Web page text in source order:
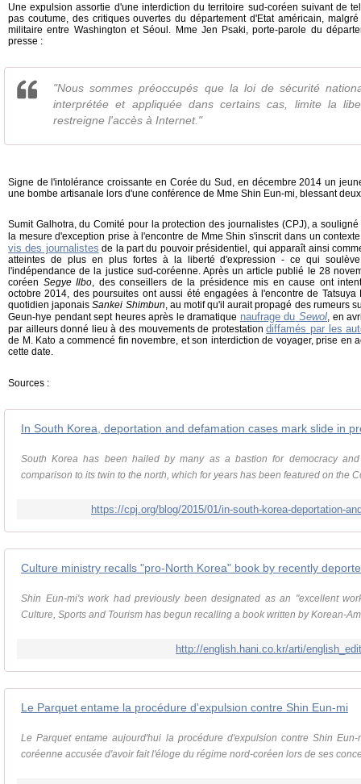
Une expulsion assortie d'une interdiction du territoire sud-coréen suivant de
pas coutume, des critiques ouvertes du département d'Etat américain,
militaire entre Washington et Séoul. Mme Jen Psaki, porte-parole du
presse :
"Nous sommes préoccupés que la loi de sécurité
interprétée et appliquée dans certains cas, limite la
restreigne l'accès à Internet."
Signe de l'intolérance croissante en Corée du Sud, en décembre 2014 un
une bombe artisanale lors d'une conférence de Mme Shin Eun-mi, blessant
Sumit Galhotra, du Comité pour la protection des journalistes (CPJ), a
la mesure d'exception prise à l'encontre de Mme Shin s'inscrit dans un
vis des journalistes de la part du pouvoir présidentiel, qui apparaît ainsi
atteintes de plus en plus fortes à la liberté d'expression - ce qui
l'indépendance de la justice sud-coréenne. Après un article publié le 28
coréen Segye Ilbo, des conseillers de la présidence mis en cause ont
octobre 2014, des poursuites ont aussi été engagées à l'encontre de
quotidien japonaisSankei Shimbun, au motif qu'il aurait propagé des rumeurs
Geun-hye pendant sept heures après le dramatique naufrage du Sewol, en
par ailleurs donné lieu à des mouvements de protestationdiffamés par les
de M. Kato a commencé fin novembre, et son interdiction de voyager, prise en
cette date.
Sources :
In South Korea, deportation and defamation cases mark slide in
South Korea has been hailed by many as a bastion for democracy
comparison to its twin to the north, which for years has been featured on the
https://cpj.org/blog/2015/01/in-south-korea-deportation-
Culture ministry recalls "pro-North Korea" book by recently
Shin Eun-mi's work had previously been designated as an "excellent
Culture, Sports and Tourism has begun recalling a book written by Korean-
http://english.hani.co.kr/arti/
Le Parquet entame la procédure d'expulsion contre Shin Eun-mi
Le Parquet entame aujourd'hui la procédure d'expulsion contre Shin
coréenne accusée d'avoir fait l'éloge du régime nord-coréen lors de ses